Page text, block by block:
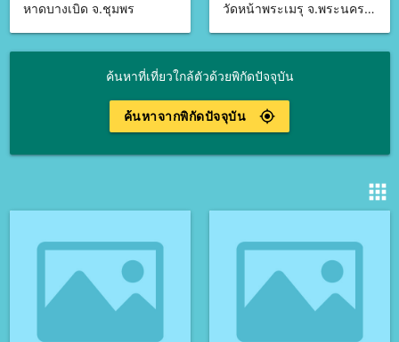
หาดบางเบิด จ.ชุมพร วัดหน้าพระเมรุ จ.พระนครศรีอยุธยา
ค้นหาที่เที่ยวใกล้ตัวด้วยพิกัดปัจจุบัน
gps_fixed
ค้นหาจากพิกัดปัจจุบัน
apps